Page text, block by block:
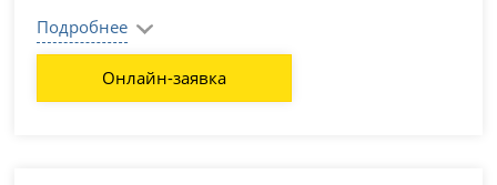
Подробнее
Онлайн-заявка